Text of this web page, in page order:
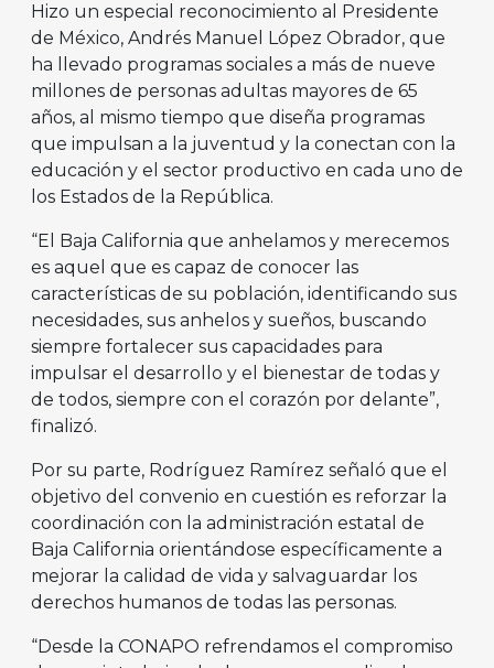
Hizo un especial reconocimiento al Presidente
de México, Andrés Manuel López Obrador, que
ha llevado programas sociales a más de nueve
millones de personas adultas mayores de 65
años, al mismo tiempo que diseña programas
que impulsan a la juventud y la conectan con la
educación y el sector productivo en cada uno de
los Estados de la República.
“El Baja California que anhelamos y merecemos
es aquel que es capaz de conocer las
características de su población, identificando sus
necesidades, sus anhelos y sueños, buscando
siempre fortalecer sus capacidades para
impulsar el desarrollo y el bienestar de todas y
de todos, siempre con el corazón por delante”,
finalizó.
Por su parte, Rodríguez Ramírez señaló que el
objetivo del convenio en cuestión es reforzar la
coordinación con la administración estatal de
Baja California orientándose específicamente a
mejorar la calidad de vida y salvaguardar los
derechos humanos de todas las personas.
“Desde la CONAPO refrendamos el compromiso